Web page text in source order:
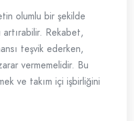
olumlu bir şekilde
Rekabet,
teşvik ederken,
vermemelidir. Bu
ve takım içi işbirliğini